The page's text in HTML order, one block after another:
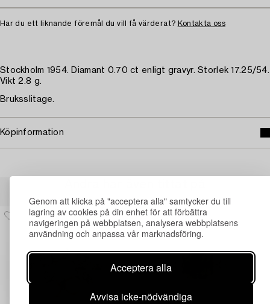
Genom att klicka på "acceptera alla" samtycker du till
lagring av cookies på din enhet för att förbättra
navigeringen på webbplatsen, analysera webbplatsens
användning och anpassa vår marknadsföring.
Acceptera alla
Avvisa icke-nödvändiga
Har du ett liknande föremål du vill få värderat? Kontakta oss
Stockholm 1954. Diamant 0.70 ct enligt gravyr. Storlek 17.25/54.
Vikt 2.8 g.
Bruksslitage.
Köpinformation